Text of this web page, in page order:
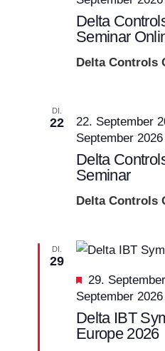
Delta
Seminar
Delta Controls
DI.
22 22. September
September
Delta
Seminar
Delta Controls
DI.
29
Empfohlen
29.
September 2026
Delta IBT
Europe 2026